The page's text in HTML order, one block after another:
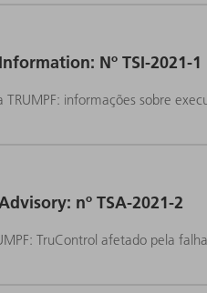
Nº TSI-2021-1
TRUMPF: informações sobre
nº TSA-2021-2
TruControl afetado pela